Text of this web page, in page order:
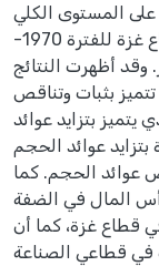
على المستوى الكلي
والقطاعي لاقتصاديات الضفة الغربية وقطاع غزة للفترة 1970-
وقد أظهرت النتائج
تتميز بثبات وتناقص
يتميز بتزايد عوائد
بتزايد عوائد الحجم
عوائد الحجم. كما
المال في الضفة
قطاع غزة، كما أن
في قطاعي الصناعة